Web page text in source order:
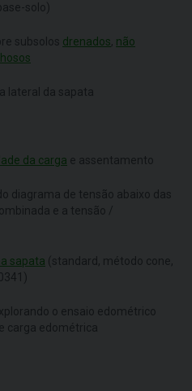
solo)
subsolos drenados, não
lateral da sapata
da carga e assentamento
diagrama de tensão abaixo das
e a tensão /
sapata (standard, método cone,
o ensaio edométrico
carga edométrica